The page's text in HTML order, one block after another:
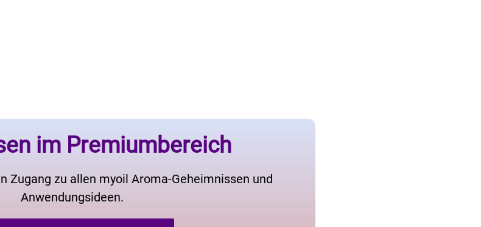
im Premiumbereich
Zugang zu allen myoil Aroma-Geheimnissen und
Anwendungsideen.